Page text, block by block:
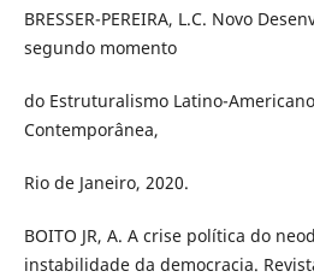
BRESSER-PEREIRA, L.C. Novo
segundo momento
do Estruturalismo Latino-
Contemporânea,
Rio de Janeiro, 2020.
BOITO JR, A. A crise política do
instabilidade da democracia.